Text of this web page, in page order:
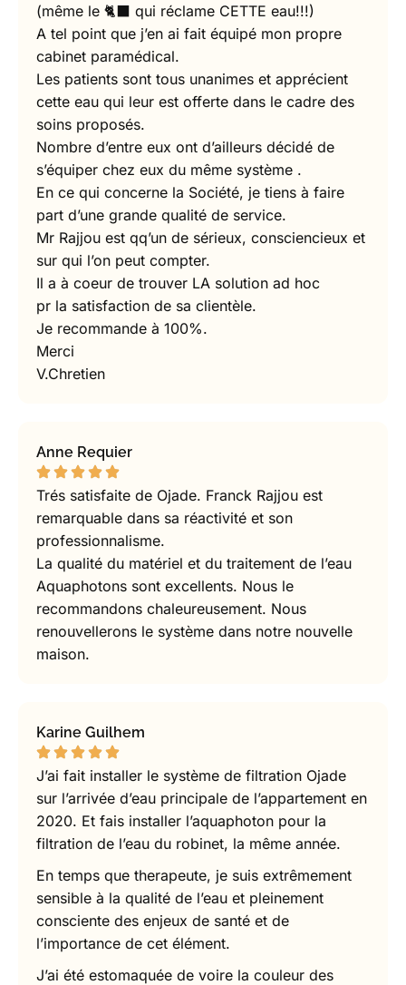
(même le 🐈‍⬛ qui réclame CETTE eau!!!)
A tel point que j’en ai fait équipé mon propre
cabinet paramédical.
Les patients sont tous unanimes et apprécient
cette eau qui leur est offerte dans le cadre des
soins proposés.
Nombre d’entre eux ont d’ailleurs décidé de
s’équiper chez eux du même système .
En ce qui concerne la Société, je tiens à faire
part d’une grande qualité de service.
Mr Rajjou est qq’un de sérieux, consciencieux et
sur qui l’on peut compter.
Il a à coeur de trouver LA solution ad hoc
pr la satisfaction de sa clientèle.
Je recommande à 100%.
Merci
V.Chretien
Anne Requier
Trés satisfaite de Ojade. Franck Rajjou est
remarquable dans sa réactivité et son
professionnalisme.
La qualité du matériel et du traitement de l’eau
Aquaphotons sont excellents. Nous le
recommandons chaleureusement. Nous
renouvellerons le système dans notre nouvelle
maison.
Karine Guilhem
J’ai fait installer le système de filtration Ojade
sur l’arrivée d’eau principale de l’appartement en
2020. Et fais installer l’aquaphoton pour la
filtration de l’eau du robinet, la même année.
En temps que therapeute, je suis extrêmement
sensible à la qualité de l’eau et pleinement
consciente des enjeux de santé et de
l’importance de cet élément.
J’ai été estomaquée de voire la couleur des